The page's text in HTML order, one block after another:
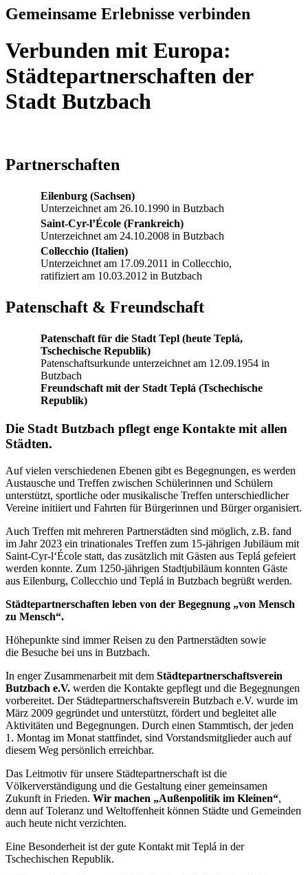
Gemeinsame Erlebnisse verbinden
Verbunden mit Europa:
Städtepartnerschaften der
Stadt Butzbach
Partnerschaften
Eilenburg (Sachsen)
Unterzeichnet am 26.10.1990 in Butzbach
Saint-Cyr-l’École (Frankreich)
Unterzeichnet am 24.10.2008 in Butzbach
Collecchio (Italien)
Unterzeichnet am 17.09.2011 in Collecchio,
ratifiziert am 10.03.2012 in Butzbach
Patenschaft & Freundschaft
Patenschaft für die Stadt Tepl (heute Teplá,
Tschechische Republik)
Patenschaftsurkunde unterzeichnet am 12.09.1954 in
Butzbach
Freundschaft mit der Stadt Teplá (Tschechische
Republik)
Die Stadt Butzbach pflegt enge Kontakte mit allen
Städten.
Auf vielen verschiedenen Ebenen gibt es Begegnungen, es werden
Austausche und Treffen zwischen Schülerinnen und Schülern
unterstützt, sportliche oder musikalische Treffen unterschiedlicher
Vereine initiiert und Fahrten für Bürgerinnen und Bürger organisiert.
Auch Treffen mit mehreren Partnerstädten sind möglich, z.B. fand
im Jahr 2023 ein trinationales Treffen zum 15-jährigen Jubiläum mit
Saint-Cyr-l‘École statt, das zusätzlich mit Gästen aus Teplá gefeiert
werden konnte. Zum 1250-jährigen Stadtjubiläum konnten Gäste
aus Eilenburg, Collecchio und Teplá in Butzbach begrüßt werden.
Städtepartnerschaften leben von der Begegnung „von Mensch
zu Mensch“.
Höhepunkte sind immer Reisen zu den Partnerstädten sowie
die Besuche bei uns in Butzbach.
In enger Zusammenarbeit mit dem Städtepartnerschaftsverein
Butzbach e.V. werden die Kontakte gepflegt und die Begegnungen
vorbereitet. Der Städtepartnerschaftsverein Butzbach e.V. wurde im
März 2009 gegründet und unterstützt, fördert und begleitet alle
Aktivitäten und Begegnungen. Durch einen Stammtisch, der jeden
1. Montag im Monat stattfindet, sind Vorstandsmitglieder auch auf
diesem Weg persönlich erreichbar.
Das Leitmotiv für unsere Städtepartnerschaft ist die
Völkerverständigung und die Gestaltung einer gemeinsamen
Zukunft in Frieden. Wir machen „Außenpolitik im Kleinen“,
denn auf Toleranz und Weltoffenheit können Städte und Gemeinden
auch heute nicht verzichten.
Eine Besonderheit ist der gute Kontakt mit Teplá in der
Tschechischen Republik.